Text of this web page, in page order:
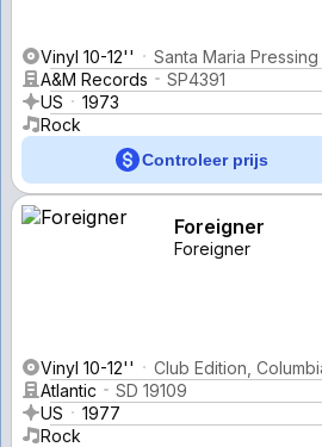
Vinyl 10-12''
Santa Maria Pressing
A&M Records
SP4391
US
1973
Rock
Controleer prijs
Foreigner
Foreigner
Vinyl 10-12''
Club Edition,
Atlantic
SD 19109
US
1977
Rock